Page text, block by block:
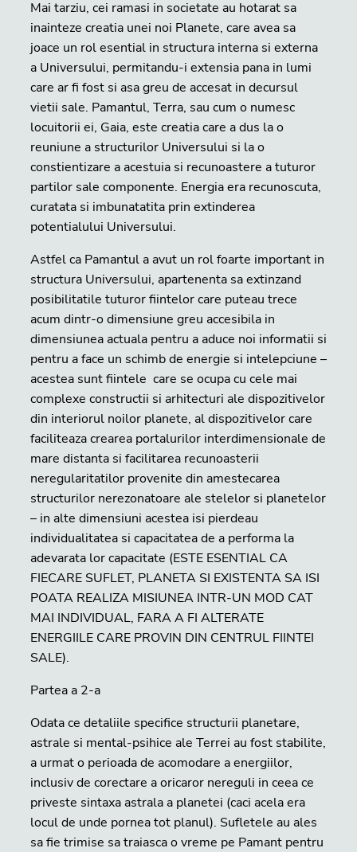
Mai tarziu, cei ramasi in societate au hotarat sa
inainteze creatia unei noi Planete, care avea sa
joace un rol esential in structura interna si externa
a Universului, permitandu-i extensia pana in lumi
care ar fi fost si asa greu de accesat in decursul
vietii sale. Pamantul, Terra, sau cum o numesc
locuitorii ei, Gaia, este creatia care a dus la o
reuniune a structurilor Universului si la o
constientizare a acestuia si recunoastere a tuturor
partilor sale componente. Energia era recunoscuta,
curatata si imbunatatita prin extinderea
potentialului Universului.
Astfel ca Pamantul a avut un rol foarte important in
structura Universului, apartenenta sa extinzand
posibilitatile tuturor fiintelor care puteau trece
acum dintr-o dimensiune greu accesibila in
dimensiunea actuala pentru a aduce noi informatii si
pentru a face un schimb de energie si intelepciune –
acestea sunt fiintele care se ocupa cu cele mai
complexe constructii si arhitecturi ale dispozitivelor
din interiorul noilor planete, al dispozitivelor care
faciliteaza crearea portalurilor interdimensionale de
mare distanta si facilitarea recunoasterii
neregularitatilor provenite din amestecarea
structurilor nerezonatoare ale stelelor si planetelor
– in alte dimensiuni acestea isi pierdeau
individualitatea si capacitatea de a performa la
adevarata lor capacitate (ESTE ESENTIAL CA
FIECARE SUFLET, PLANETA SI EXISTENTA SA ISI
POATA REALIZA MISIUNEA INTR-UN MOD CAT
MAI INDIVIDUAL, FARA A FI ALTERATE
ENERGIILE CARE PROVIN DIN CENTRUL FIINTEI
SALE).
Partea a 2-a
Odata ce detaliile specifice structurii planetare,
astrale si mental-psihice ale Terrei au fost stabilite,
a urmat o perioada de acomodare a energiilor,
inclusiv de corectare a oricaror nereguli in ceea ce
priveste sintaxa astrala a planetei (caci acela era
locul de unde pornea tot planul). Sufletele au ales
sa fie trimise sa traiasca o vreme pe Pamant pentru